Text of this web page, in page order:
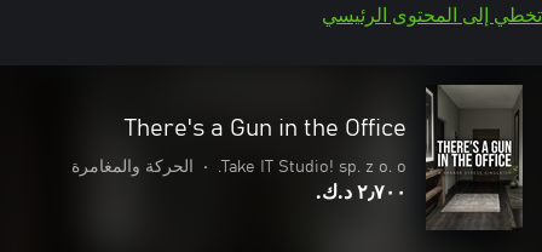
تخطي إلى المحتوى الرئيسي
There's a Gun in the Office
Take IT Studio! sp. z o. o.
• الحركة والمغامرة
٢٫٧٠٠ د.ك.‏